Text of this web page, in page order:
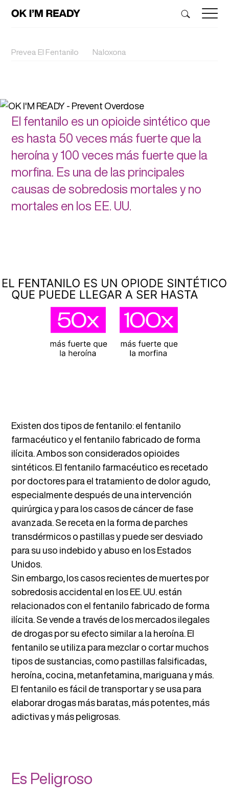
Prevea El Fentanilo Naloxona
El fentanilo es un opioide sintético que
es hasta 50 veces más fuerte que la
heroína y 100 veces más fuerte que la
morfina. Es una de las principales
causas de sobredosis mortales y no
mortales en los EE. UU.
Existen dos tipos de fentanilo: el fentanilo
farmacéutico y el fentanilo fabricado de forma
ilícita. Ambos son considerados opioides
sintéticos. El fentanilo farmacéutico es recetado
por doctores para el tratamiento de dolor agudo,
especialmente después de una intervención
quirúrgica y para los casos de cáncer de fase
avanzada. Se receta en la forma de parches
transdérmicos o pastillas y puede ser desviado
para su uso indebido y abuso en los Estados
Unidos.
Sin embargo, los casos recientes de muertes por
sobredosis accidental en los EE. UU. están
relacionados con el fentanilo fabricado de forma
ilícita. Se vende a través de los mercados ilegales
de drogas por su efecto similar a la heroína. El
fentanilo se utiliza para mezclar o cortar muchos
tipos de sustancias, como pastillas falsificadas,
heroína, cocina, metanfetamina, mariguana y más.
El fentanilo es fácil de transportar y se usa para
elaborar drogas más baratas, más potentes, más
adictivas y más peligrosas.
Es Peligroso